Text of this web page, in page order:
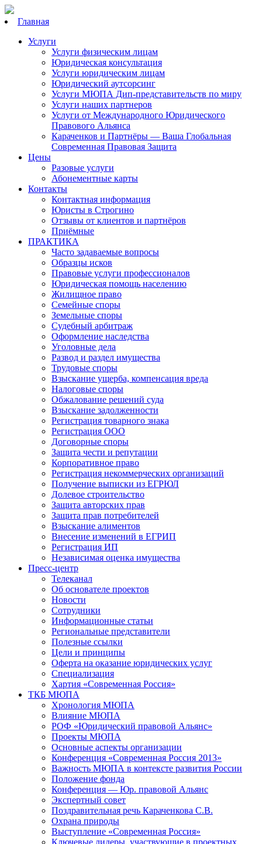
Главная
Услуги
Услуги физическим лицам
Юридическая консультация
Услуги юридическим лицам
Юридический аутсорсинг
Услуги МЮПА Дип-представительств по миру
Услуги наших партнеров
Услуги от Международного Юридического
Правового Альянса
Караченков и Партнёры — Ваша Глобальная
Современная Правовая Защита
Цены
Разовые услуги
Абонементные карты
Контакты
Контактная информация
Юристы в Строгино
Отзывы от клиентов и партнёров
Приёмные
ПРАКТИКА
Часто задаваемые вопросы
Образцы исков
Правовые услуги профессионалов
Юридическая помощь населению
Жилищное право
Семейные споры
Земельные споры
Судебный арбитраж
Оформление наследства
Уголовные дела
Развод и раздел имущества
Трудовые споры
Взыскание ущерба, компенсация вреда
Налоговые споры
Обжалование решений суда
Взыскание задолженности
Регистрация товарного знака
Регистрация ООО
Договорные споры
Защита чести и репутации
Корпоративное право
Регистрация некоммерческих организаций
Получение выписки из ЕГРЮЛ
Долевое строительство
Защита авторских прав
Защита прав потребителей
Взыскание алиментов
Внесение изменений в ЕГРИП
Регистрация ИП
Независимая оценка имущества
Пресс-центр
Телеканал
Об основателе проектов
Новости
Сотрудники
Информационные статьи
Региональные представители
Полезные ссылки
Цели и принципы
Оферта на оказание юридических услуг
Специализация
Хартия «Современная Россия»
ТКБ МЮПА
Хронология МЮПА
Влияние МЮПА
РОФ «Юридический правовой Альянс»
Проекты МЮПА
Основные аспекты организации
Конференция «Современная Россия 2013»
Важность МЮПА в контексте развития России
Положение фонда
Конференция — Юр. правовой Альянс
Экспертный совет
Поздравительная речь Караченкова С.В.
Охрана природы
Выступление «Современная Россия»
Ключевые лидеры, участвующие в проектных